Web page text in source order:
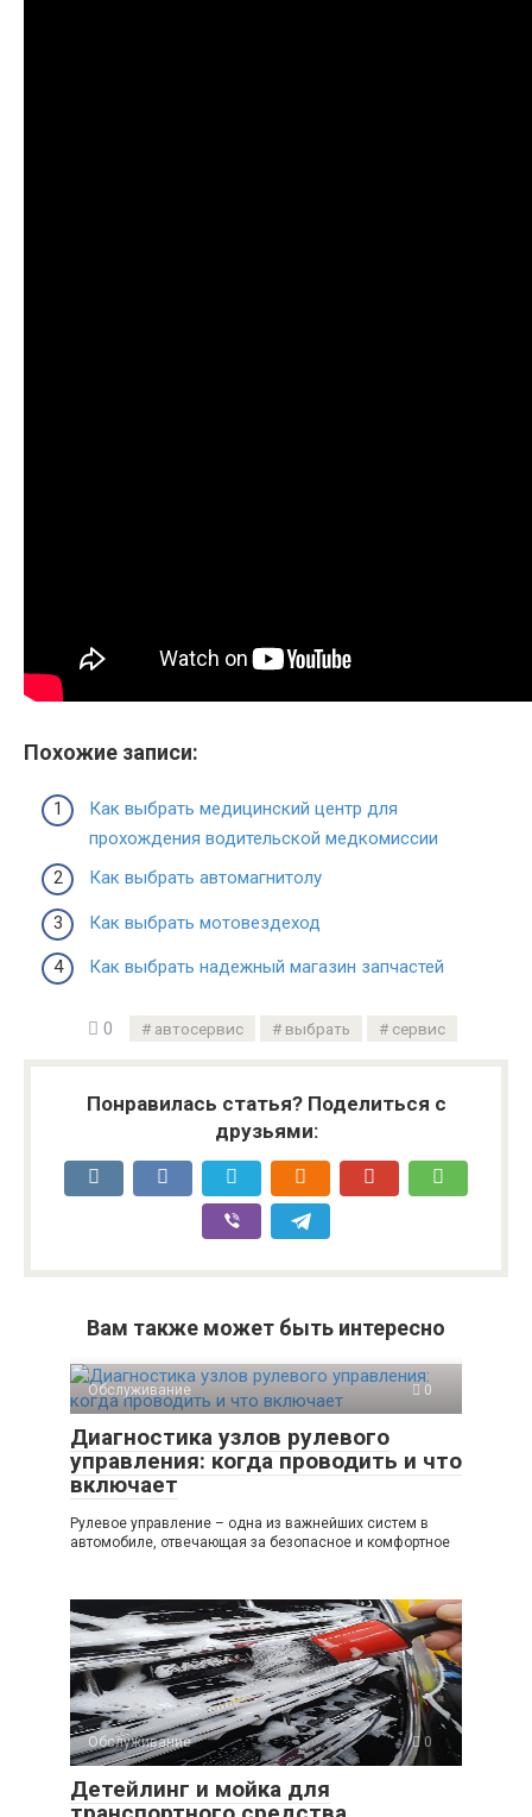
Похожие записи:
Как выбрать медицинский центр для
прохождения водительской медкомиссии
Как выбрать автомагнитолу
Как выбрать мотовездеход
Как выбрать надежный магазин запчастей
0 автосервис выбрать сервис
Понравилась статья? Поделиться с
друзьями:
Вам также может быть интересно
Обслуживание 0
Диагностика узлов рулевого
управления: когда проводить и что
включает
Рулевое управление – одна из важнейших систем в
автомобиле, отвечающая за безопасное и комфортное
Обслуживание 0
Детейлинг и мойка для